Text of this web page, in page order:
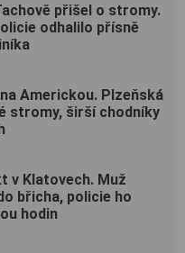
přišel o stromy.
odhalilo přísně
Americkou. Plzeňská
stromy, širší chodníky
v Klatovech. Muž
břicha, policie ho
hodin